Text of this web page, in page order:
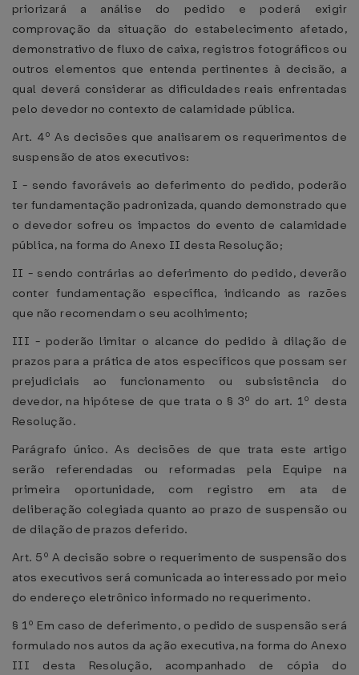
priorizará a análise do pedido e poderá exigir
comprovação da situação do estabelecimento afetado,
demonstrativo de fluxo de caixa, registros fotográficos ou
outros elementos que entenda pertinentes à decisão, a
qual deverá considerar as dificuldades reais enfrentadas
pelo devedor no contexto de calamidade pública.
Art. 4º As decisões que analisarem os requerimentos de
suspensão de atos executivos:
I - sendo favoráveis ao deferimento do pedido, poderão
ter fundamentação padronizada, quando demonstrado que
o devedor sofreu os impactos do evento de calamidade
pública, na forma do Anexo II desta Resolução;
II - sendo contrárias ao deferimento do pedido, deverão
conter fundamentação específica, indicando as razões
que não recomendam o seu acolhimento;
III - poderão limitar o alcance do pedido à dilação de
prazos para a prática de atos específicos que possam ser
prejudiciais ao funcionamento ou subsistência do
devedor, na hipótese de que trata o § 3º do art. 1º desta
Resolução.
Parágrafo único. As decisões de que trata este artigo
serão referendadas ou reformadas pela Equipe na
primeira oportunidade, com registro em ata de
deliberação colegiada quanto ao prazo de suspensão ou
de dilação de prazos deferido.
Art. 5º A decisão sobre o requerimento de suspensão dos
atos executivos será comunicada ao interessado por meio
do endereço eletrônico informado no requerimento.
§ 1º Em caso de deferimento, o pedido de suspensão será
formulado nos autos da ação executiva, na forma do Anexo
III desta Resolução, acompanhado de cópia do